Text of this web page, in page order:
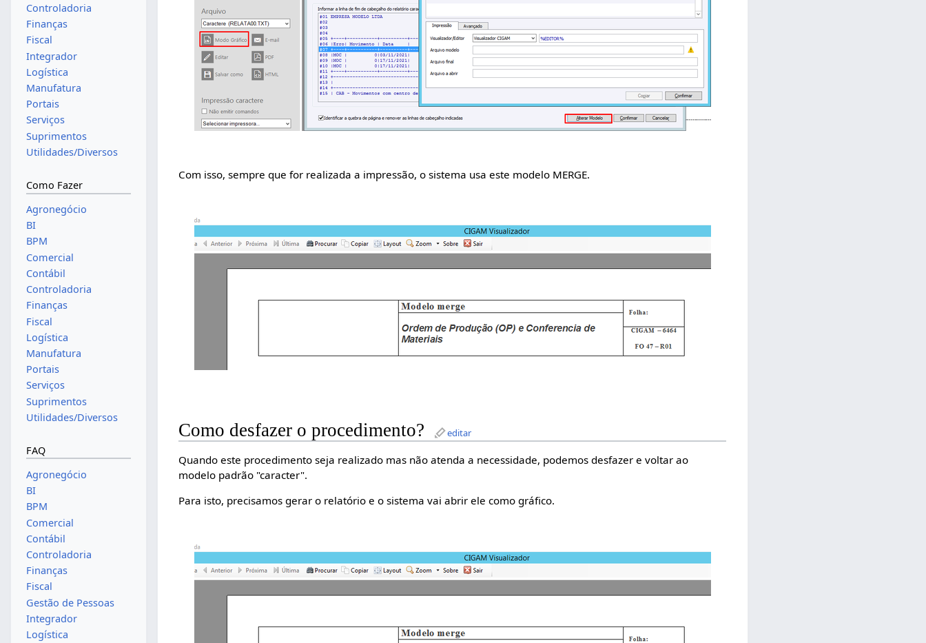
Com isso, sempre que for realizada a impressão, o sistema usa este modelo MERGE.
Como desfazer o procedimento? editar
Quando este procedimento seja realizado mas não atenda a necessidade, podemos desfazer e voltar ao
modelo padrão "caracter".
Para isto, precisamos gerar o relatório e o sistema vai abrir ele como gráfico.
Controladoria
Finanças
Fiscal
Integrador
Logística
Manufatura
Portais
Serviços
Suprimentos
Utilidades/Diversos
Como Fazer
Agronegócio
BI
BPM
Comercial
Contábil
Controladoria
Finanças
Fiscal
Logística
Manufatura
Portais
Serviços
Suprimentos
Utilidades/Diversos
FAQ
Agronegócio
BI
BPM
Comercial
Contábil
Controladoria
Finanças
Fiscal
Gestão de Pessoas
Integrador
Logística